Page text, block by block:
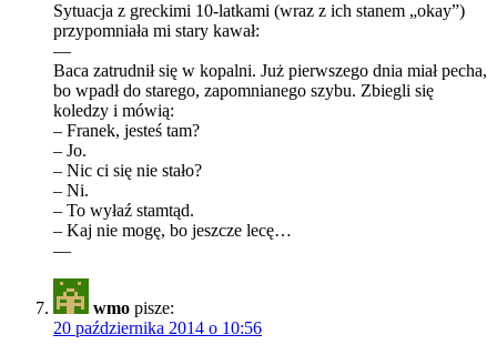
Sytuacja z greckimi 10-latkami (wraz z ich stanem „okay”)
przypomniała mi stary kawał:
—
Baca zatrudnił się w kopalni. Już pierwszego dnia miał pecha,
bo wpadł do starego, zapomnianego szybu. Zbiegli się
koledzy i mówią:
– Franek, jesteś tam?
– Jo.
– Nic ci się nie stało?
– Ni.
– To wyłaź stamtąd.
– Kaj nie mogę, bo jeszcze lecę…
—
wmo pisze:
20 października 2014 o 10:56